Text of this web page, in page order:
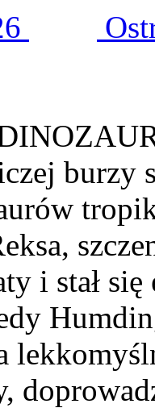
burzy
i stał